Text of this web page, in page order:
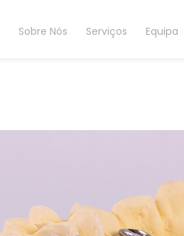
Sobre Nós Serviços Equipa